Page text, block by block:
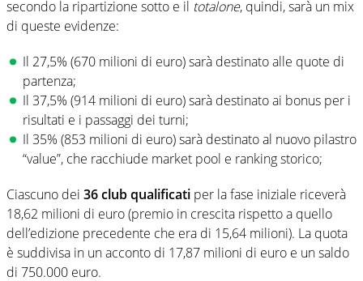
secondo la ripartizione sotto e il totalone, quindi, sarà un mix
di queste evidenze:
Il 27,5% (670 milioni di euro) sarà destinato alle quote di
partenza;
Il 37,5% (914 milioni di euro) sarà destinato ai bonus per i
risultati e i passaggi dei turni;
Il 35% (853 milioni di euro) sarà destinato al nuovo pilastro
“value”, che racchiude market pool e ranking storico;
Ciascuno dei 36 club qualificati per la fase iniziale riceverà
18,62 milioni di euro (premio in crescita rispetto a quello
dell’edizione precedente che era di 15,64 milioni). La quota
è suddivisa in un acconto di 17,87 milioni di euro e un saldo
di 750.000 euro.